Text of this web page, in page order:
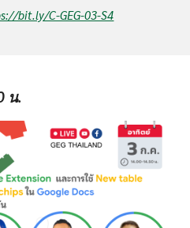
bit.ly/C-GEG-03-S4
น.